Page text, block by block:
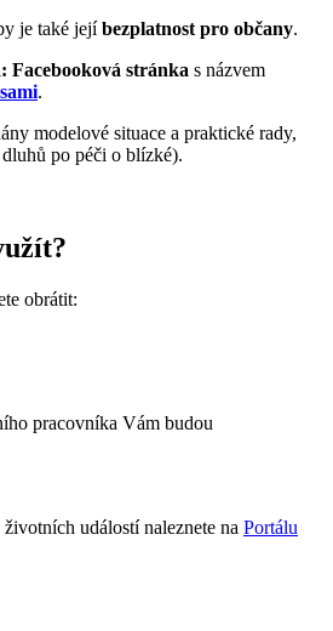
je také jejíbezplatnost pro občany.
Facebooková stránka s názvem
.
modelové situace a praktické rady,
po péči o blízké).
obrátit:
pracovníka Vám budou
událostí naleznete na Portálu